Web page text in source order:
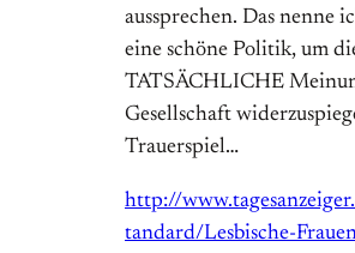
aussprechen. Das nenne
eine schöne Politik, um
TATSÄCHLICHE
Gesellschaft
Trauerspiel…
http://
tandard/Lesbische-